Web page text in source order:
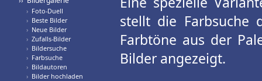
› Foto-Duell
› Beste Bilder
› Neue Bilder
› Zufalls-Bilder
› Bildersuche
› Farbsuche
› Bildautoren
› Bilder hochladen
stellt die Farbsuche
Farbtöne aus der
Bilder angezeigt.